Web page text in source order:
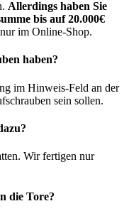
Allerdings haben Sie
bis auf 20.000€
im Online-Shop.
haben?
im Hinweis-Feld an der
sein sollen.
Wir fertigen nur
die Tore?